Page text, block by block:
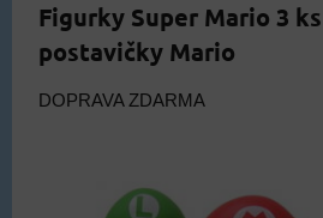
Figurky Super Mario 3
postavičky Mario
DOPRAVA ZDARMA